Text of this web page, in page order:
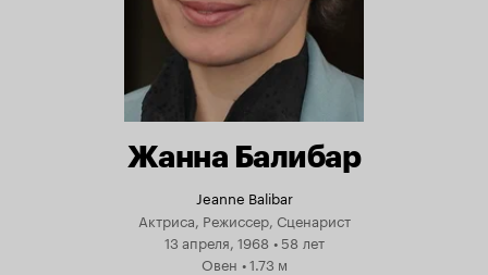
Жанна Балибар
Jeanne Balibar
Актриса, Режиссер, Сценарист
13 апреля, 1968 •58 лет
Овен •1.73 м